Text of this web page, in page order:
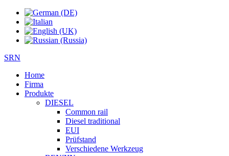
SRN
Home
Firma
Produkte
DIESEL
Common rail
Diesel traditional
EUI
Prüfstand
Verschiedene Werkzeug